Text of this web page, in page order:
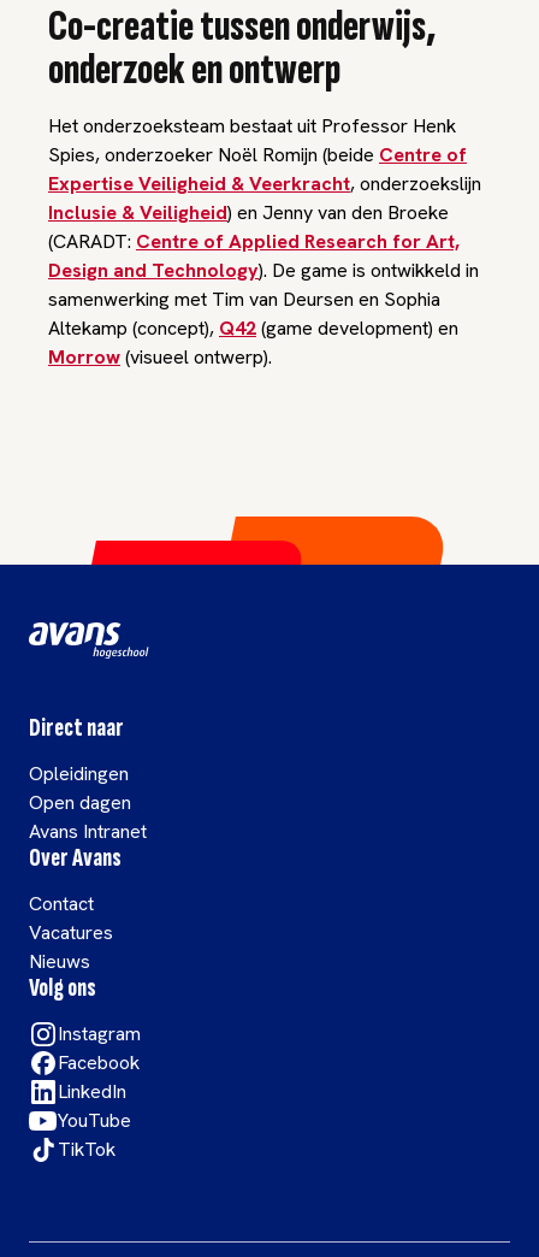
Co-creatie tussen onderwijs,
onderzoek en ontwerp
Het onderzoeksteam bestaat uit Professor Henk
Spies, onderzoeker Noël Romijn (beide Centre of
Expertise Veiligheid & Veerkracht, onderzoekslijn
Inclusie & Veiligheid) en Jenny van den Broeke
(CARADT: Centre of Applied Research for Art,
Design and Technology). De game is ontwikkeld in
samenwerking met Tim van Deursen en Sophia
Altekamp (concept), Q42(game development) en
Morrow(visueel ontwerp).
Direct naar
Opleidingen
Open dagen
Avans Intranet
Over Avans
Contact
Vacatures
Nieuws
Volg ons
Instagram
Facebook
LinkedIn
YouTube
TikTok